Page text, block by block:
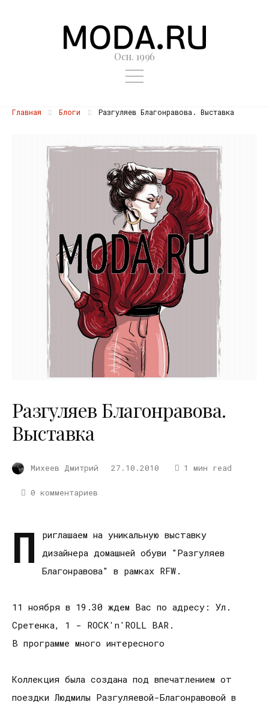
Осн. 1996
Главная Блоги Разгуляев Благонравова. Выставка
Разгуляев Благонравова.
Выставка
Михеев Дмитрий 27.10.2010 1 мин read
0 комментариев
П
риглашаем на уникальную выставку
дизайнера домашней обуви "Разгуляев
Благонравова" в рамках RFW.
11 ноября в 19.30 ждем Вас по адресу: Ул.
Сретенка, 1 - ROCK'n'ROLL BAR.
В программе много интересного
Коллекция была создана под впечатлением от
поездки Людмилы Разгуляевой-Благонравовой в